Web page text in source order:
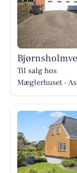
Til salg hos
Mæglerhuset -